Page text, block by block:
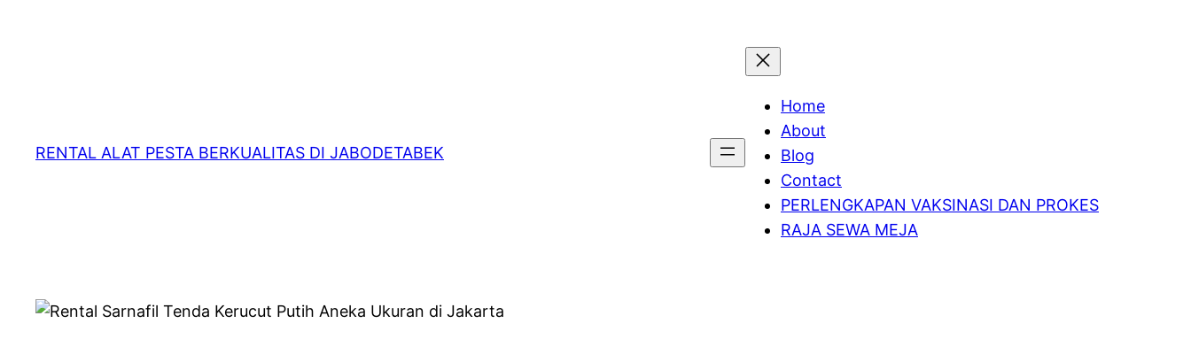
RENTAL ALAT PESTA BERKUALITAS DI JABODETABEK
Home
About
Blog
Contact
PERLENGKAPAN VAKSINASI DAN PROKES
RAJA SEWA MEJA